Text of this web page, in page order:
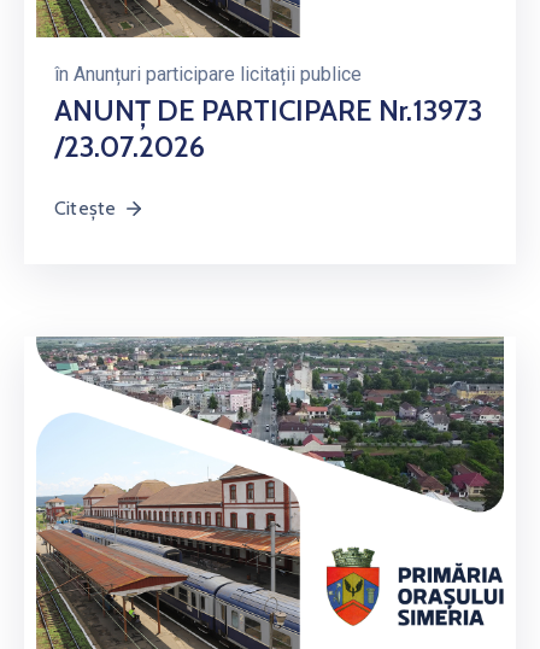
în Anunțuri participare licitații publice
ANUNȚ DE PARTICIPARE Nr.13973
/23.07.2026
Citește